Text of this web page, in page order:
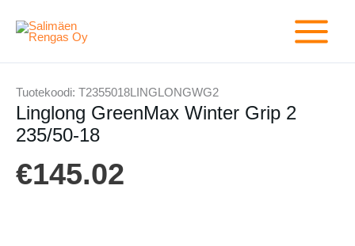
sisältöön
Tuotekoodi: T2355018LINGLONGWG2
Linglong GreenMax Winter Grip 2
235/50-18
€145.02